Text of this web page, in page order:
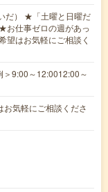
だ） ★「土曜と日曜だ
お仕事ゼロの週があっ
望はお気軽にご相談く
＞9:00～12:0012:00～
気軽にご相談くださ